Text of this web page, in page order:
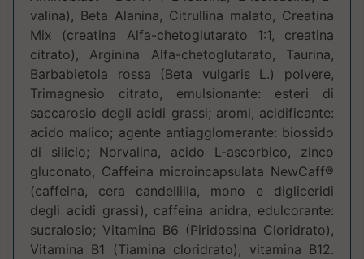
valina), Beta Alanina, Citrullina malato, Creatina
Mix (creatina Alfa-chetoglutarato 1:1, creatina
citrato), Arginina Alfa-chetoglutarato, Taurina,
Barbabietola rossa (Beta vulgaris L.) polvere,
Trimagnesio citrato, emulsionante: esteri di
saccarosio degli acidi grassi; aromi, acidificante:
acido malico; agente antiagglomerante: biossido
di silicio; Norvalina, acido L-ascorbico, zinco
gluconato, Caffeina microincapsulata NewCaff®
(caffeina, cera candellilla, mono e digliceridi
degli acidi grassi), caffeina anidra, edulcorante:
sucralosio; Vitamina B6 (Piridossina Cloridrato),
Vitamina B1 (Tiamina cloridrato), vitamina B12.